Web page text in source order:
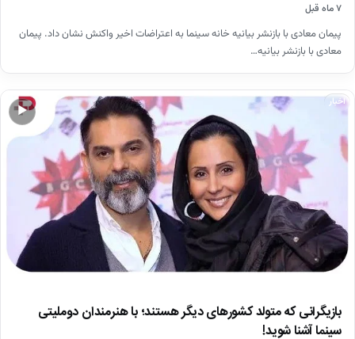
۷ ماه قبل
پیمان معادی با بازنشر بیانیه خانه سینما به اعتراضات اخیر واکنش نشان داد. پیمان
معادی با بازنشر بیانیه…
▶
اخبار
بازیگرانی که متولد کشورهای دیگر هستند؛ با هنرمندان دوملیتی
سینما آشنا شوید!